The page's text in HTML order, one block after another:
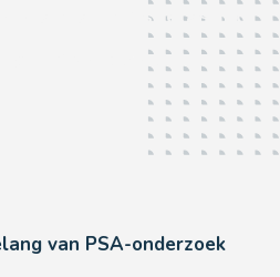
arbeidsbelasting
in PSA-onderzoek...
van PSA-onderzoek